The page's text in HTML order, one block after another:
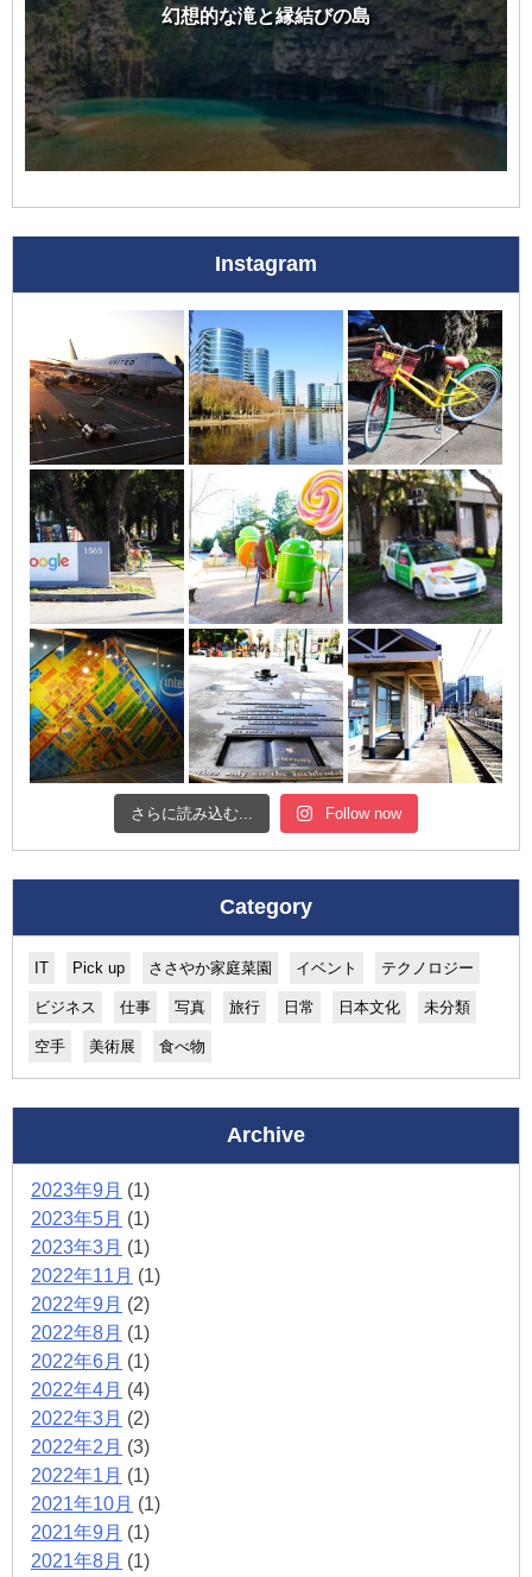
幻想的な滝と縁結びの島
Instagram
さらに読み込む... Follow now
Category
IT Pick up ささやか家庭菜園 イベント テクノロジー
ビジネス 仕事 写真 旅行 日常 日本文化 未分類
空手 美術展 食べ物
Archive
2023年9月 (1)
2023年5月 (1)
2023年3月 (1)
2022年11月 (1)
2022年9月 (2)
2022年8月 (1)
2022年6月 (1)
2022年4月 (4)
2022年3月 (2)
2022年2月 (3)
2022年1月 (1)
2021年10月 (1)
2021年9月 (1)
2021年8月 (1)